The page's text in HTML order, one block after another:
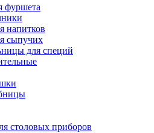
фуршета
напитков
сыпучих
для специй
столовых приборов